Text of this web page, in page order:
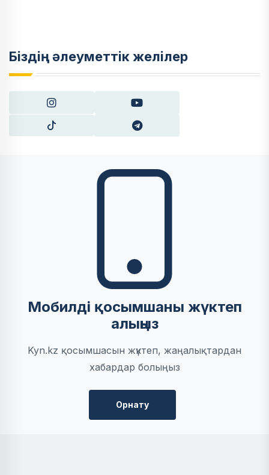
Біздің әлеуметтік желілер
Мобилді қосымшаны жүктеп
алыңыз
Kyn.kz қосымшасын жүктеп, жаңалықтардан
хабардар болыңыз
Орнату